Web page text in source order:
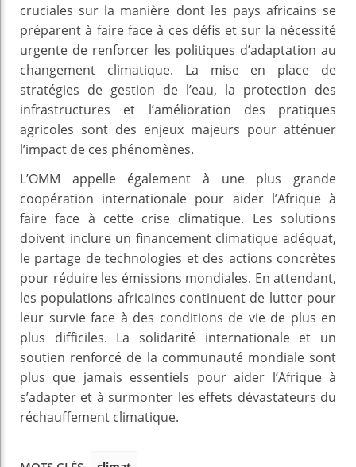
cruciales sur la manière dont les pays africains se
préparent à faire face à ces défis et sur la nécessité
urgente de renforcer les politiques d’adaptation au
changement climatique. La mise en place de
stratégies de gestion de l’eau, la protection des
infrastructures et l’amélioration des pratiques
agricoles sont des enjeux majeurs pour atténuer
l’impact de ces phénomènes.
L’OMM appelle également à une plus grande
coopération internationale pour aider l’Afrique à
faire face à cette crise climatique. Les solutions
doivent inclure un financement climatique adéquat,
le partage de technologies et des actions concrètes
pour réduire les émissions mondiales. En attendant,
les populations africaines continuent de lutter pour
leur survie face à des conditions de vie de plus en
plus difficiles. La solidarité internationale et un
soutien renforcé de la communauté mondiale sont
plus que jamais essentiels pour aider l’Afrique à
s’adapter et à surmonter les effets dévastateurs du
réchauffement climatique.